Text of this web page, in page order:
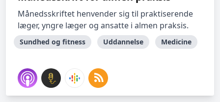
Månedsskriftet henvender sig til praktiserende
læger, yngre læger og ansatte i almen praksis.
Sundhed og fitness Uddannelse Medicine